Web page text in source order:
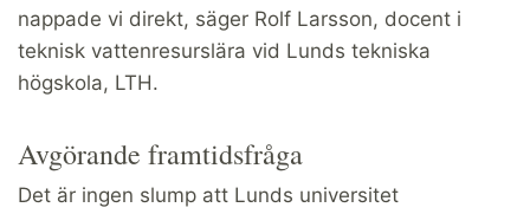
nappade vi direkt, säger Rolf Larsson, docent i
teknisk vattenresurslära vid Lunds tekniska
högskola, LTH.
Avgörande framtidsfråga
Det är ingen slump att Lunds universitet